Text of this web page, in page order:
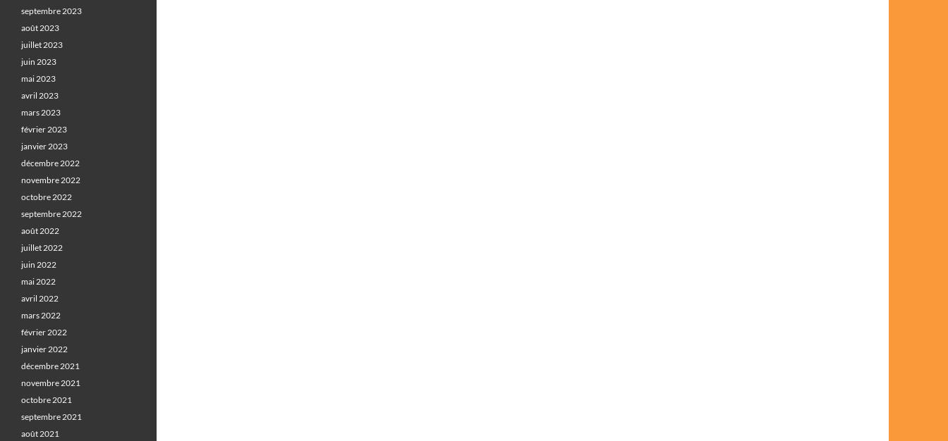
septembre 2023
août 2023
juillet 2023
juin 2023
mai 2023
avril 2023
mars 2023
février 2023
janvier 2023
décembre 2022
novembre 2022
octobre 2022
septembre 2022
août 2022
juillet 2022
juin 2022
mai 2022
avril 2022
mars 2022
février 2022
janvier 2022
décembre 2021
novembre 2021
octobre 2021
septembre 2021
août 2021